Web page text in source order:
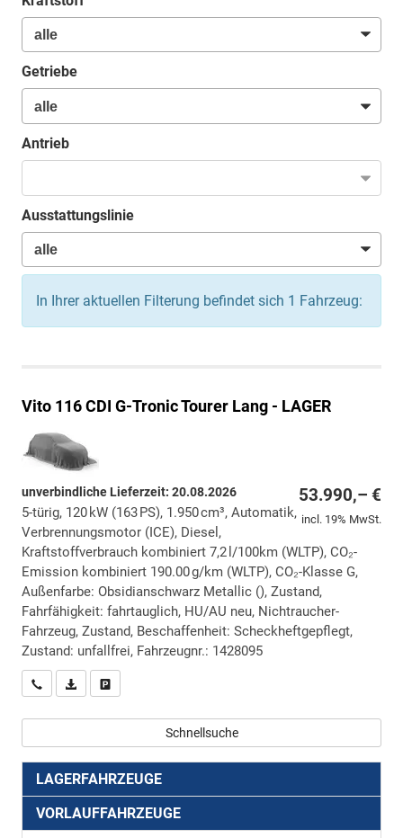
Getriebe
Antrieb
Ausstattungslinie
In Ihrer aktuellen Filterung befindet sich 1 Fahrzeug:
Vito 116 CDI G-Tronic Tourer Lang - LAGER
53.990,– €
incl. 19% MwSt.
unverbindliche Lieferzeit: 20.08.2026
5-türig, 120 kW (163 PS), 1.950 cm³, Automatik,
Verbrennungsmotor (ICE), Diesel,
Kraftstoffverbrauch kombiniert 7,2 l/100km (WLTP), CO₂-
Emission kombiniert 190.00 g/km (WLTP), CO₂-Klasse G,
Außenfarbe: Obsidianschwarz Metallic (), Zustand,
Fahrfähigkeit: fahrtauglich, HU/AU neu, Nichtraucher-
Fahrzeug, Zustand, Beschaffenheit: Scheckheftgepflegt,
Zustand: unfallfrei, Fahrzeugnr.: 1428095
Wir rufen Sie anPDF-Datei, Fahrzeugexposé drucken
Schnellsuche
LAGERFAHRZEUGE
VORLAUFFAHRZEUGE